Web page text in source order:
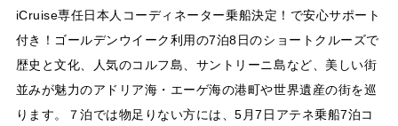
iCruise専任日本人コーディネーター乗船決定！で安心サポート
付き！ゴールデンウイーク利用の7泊8日のショートクルーズで
歴史と文化、人気のコルフ島、サントリーニ島など、美しい街
並みが魅力のアドリア海・エーゲ海の港町や世界遺産の街を巡
ります。７泊では物足りない方には、5月7日アテネ乗船7泊コ